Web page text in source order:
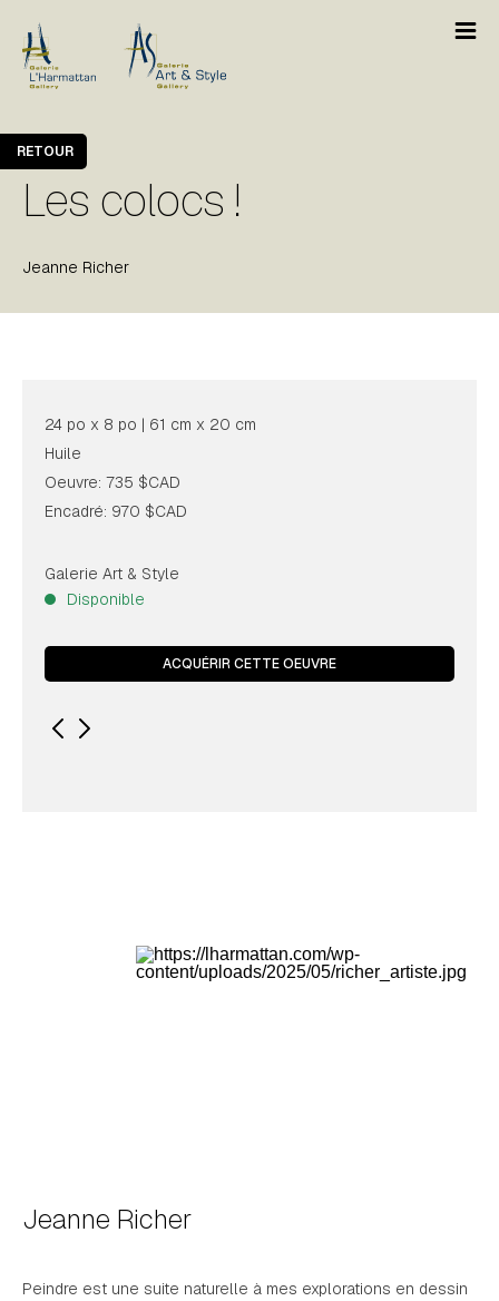
Les colocs !
Jeanne Richer
RETOUR
24 po x 8 po | 61 cm x 20 cm
Huile
Oeuvre: 735 $CAD
Encadré: 970 $CAD
Galerie Art & Style
Disponible
ACQUÉRIR CETTE OEUVRE
Jeanne Richer
Peindre est une suite naturelle à mes explorations en dessin